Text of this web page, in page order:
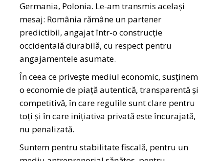
Germania, Polonia. Le-am transmis același
mesaj: România rămâne un partener
predictibil, angajat într-o construcție
occidentală durabilă, cu respect pentru
angajamentele asumate.
În ceea ce privește mediul economic, susținem
o economie de piață autentică, transparentă și
competitivă, în care regulile sunt clare pentru
toți și în care inițiativa privată este încurajată,
nu penalizată.
Suntem pentru stabilitate fiscală, pentru un